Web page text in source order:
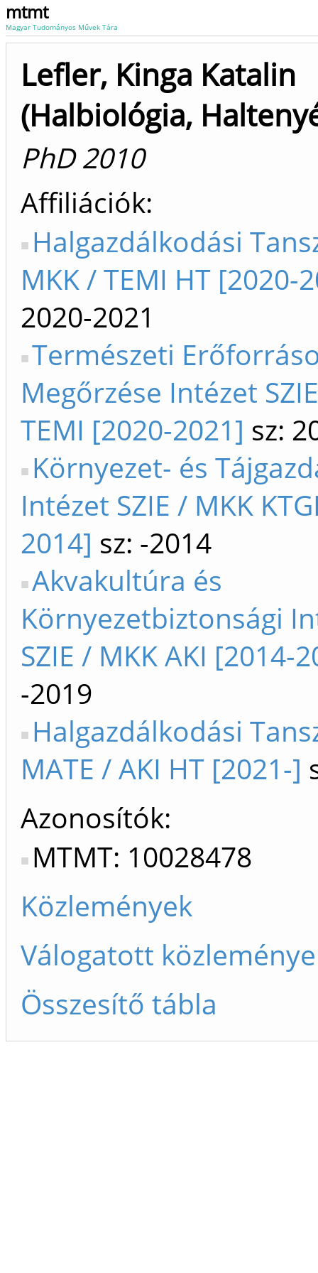
mtmt
Magyar Tudományos Művek Tára
Lefler, Kinga Katalin
(Halbiológia,
PhD 2010
Affiliációk
Halgazdálkodási
MKK / TEMI HT [2020-
2020-2021
Természeti
Megőrzése Intézet
TEMI [2020-2021] sz:
Környezet- és
Intézet SZIE / MKK
2014] sz: -2014
Akvakultúra és
Környezetbiztonsági
SZIE / MKK AKI [2014-
-2019
Halgazdálkodási
MATE / AKI HT [2021-]
Azonosítók
MTMT: 10028478
Közlemények
Válogatott
Összesítő tábla